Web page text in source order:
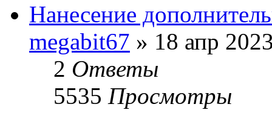
Нанесение
megabit67 » 18 апр
2 Ответы
5535 Просмотры